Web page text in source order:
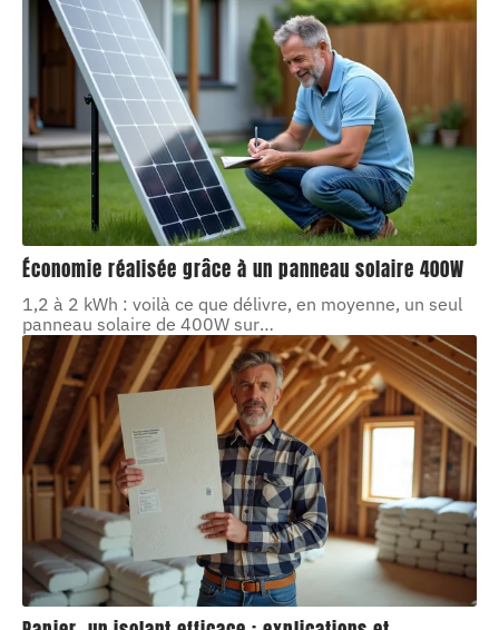
Économie réalisée grâce à un panneau solaire 400W
1,2 à 2 kWh : voilà ce que délivre, en moyenne, un seul
panneau solaire de 400W sur…